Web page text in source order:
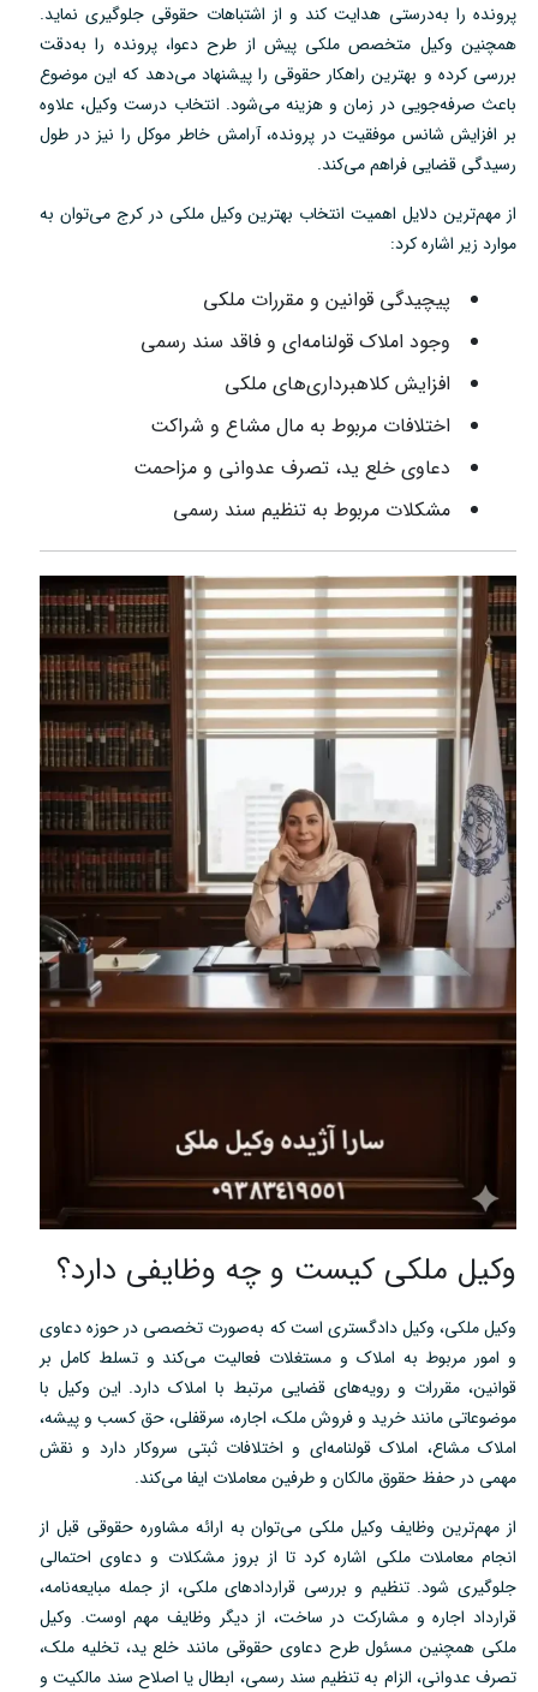
پرونده را به‌درستی هدایت کند و از اشتباهات حقوقی جلوگیری نماید.
همچنین وکیل متخصص ملکی پیش از طرح دعوا، پرونده را به‌دقت
بررسی کرده و بهترین راهکار حقوقی را پیشنهاد می‌دهد که این موضوع
باعث صرفه‌جویی در زمان و هزینه می‌شود. انتخاب درست وکیل، علاوه
بر افزایش شانس موفقیت در پرونده، آرامش خاطر موکل را نیز در طول
رسیدگی قضایی فراهم می‌کند.
از مهم‌ترین دلایل اهمیت انتخاب بهترین وکیل ملکی در کرج می‌توان به
موارد زیر اشاره کرد:
پیچیدگی قوانین و مقررات ملکی
وجود املاک قولنامه‌ای و فاقد سند رسمی
افزایش کلاهبرداری‌های ملکی
اختلافات مربوط به مال مشاع و شراکت
دعاوی خلع ید، تصرف عدوانی و مزاحمت
مشکلات مربوط به تنظیم سند رسمی
وکیل ملکی کیست و چه وظایفی دارد؟
وکیل ملکی، وکیل دادگستری است که به‌صورت تخصصی در حوزه دعاوی
و امور مربوط به املاک و مستغلات فعالیت می‌کند و تسلط کامل بر
قوانین، مقررات و رویه‌های قضایی مرتبط با املاک دارد. این وکیل با
موضوعاتی مانند خرید و فروش ملک، اجاره، سرقفلی، حق کسب و پیشه،
املاک مشاع، املاک قولنامه‌ای و اختلافات ثبتی سروکار دارد و نقش
مهمی در حفظ حقوق مالکان و طرفین معاملات ایفا می‌کند.
از مهم‌ترین وظایف وکیل ملکی می‌توان به ارائه مشاوره حقوقی قبل از
انجام معاملات ملکی اشاره کرد تا از بروز مشکلات و دعاوی احتمالی
جلوگیری شود. تنظیم و بررسی قراردادهای ملکی، از جمله مبایعه‌نامه،
قرارداد اجاره و مشارکت در ساخت، از دیگر وظایف مهم اوست. وکیل
ملکی همچنین مسئول طرح دعاوی حقوقی مانند خلع ید، تخلیه ملک،
تصرف عدوانی، الزام به تنظیم سند رسمی، ابطال یا اصلاح سند مالکیت و